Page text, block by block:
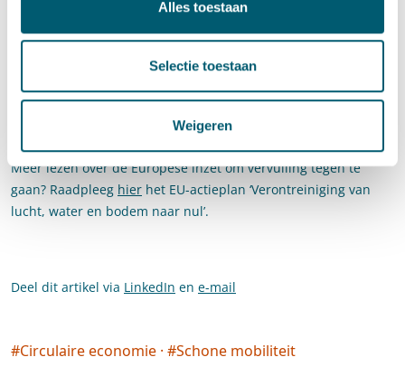
Alles toestaan
Selectie toestaan
Weigeren
2030 75% van de Europese bodem in een gezonde staat
verkeert. De derde missie inzake ‘Klimaatneutrale en slimme
steden’ richt zich op het ondersteunen van 100 steden in hun
wordt ook luchtverontreiniging aangepakt.
Meer lezen over de Europese inzet om vervuiling tegen te
gaan? Raadpleeg hier het EU-actieplan ‘Verontreiniging van
lucht, water en bodem naar nul’.
Deel dit artikel via LinkedIn en e-mail
Social tags
#Circulaire economie · #Schone mobiliteit